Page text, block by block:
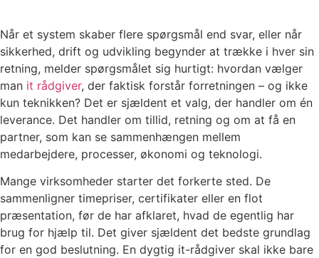
Når et system skaber flere spørgsmål end svar, eller når
sikkerhed, drift og udvikling begynder at trække i hver sin
retning, melder spørgsmålet sig hurtigt: hvordan vælger
man it rådgiver, der faktisk forstår forretningen – og ikke
kun teknikken? Det er sjældent et valg, der handler om én
leverance. Det handler om tillid, retning og om at få en
partner, som kan se sammenhængen mellem
medarbejdere, processer, økonomi og teknologi.
Mange virksomheder starter det forkerte sted. De
sammenligner timepriser, certifikater eller en flot
præsentation, før de har afklaret, hvad de egentlig har
brug for hjælp til. Det giver sjældent det bedste grundlag
for en god beslutning. En dygtig it-rådgiver skal ikke bare